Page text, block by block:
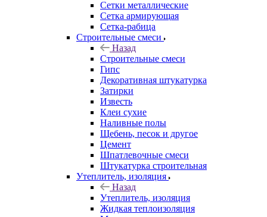
Сетки металлические
Сетка армирующая
Сетка-рабица
Строительные смеси
Назад
Строительные смеси
Гипс
Декоративная штукатурка
Затирки
Известь
Клеи сухие
Наливные полы
Щебень, песок и другое
Цемент
Шпатлевочные смеси
Штукатурка строительная
Утеплитель, изоляция
Назад
Утеплитель, изоляция
Жидкая теплоизоляция